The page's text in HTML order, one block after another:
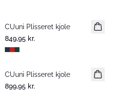
CUuni Plisseret kjole
849,95 kr.
Nyhed
CUuni Plisseret kjole
899,95 kr.